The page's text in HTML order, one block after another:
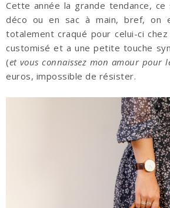
Cette année la grande tendance, ce
déco ou en sac à main, bref, on
totalement craqué pour celui-ci chez
customisé et a une petite touche
(et vous connaissez mon amour pour
euros, impossible de résister.